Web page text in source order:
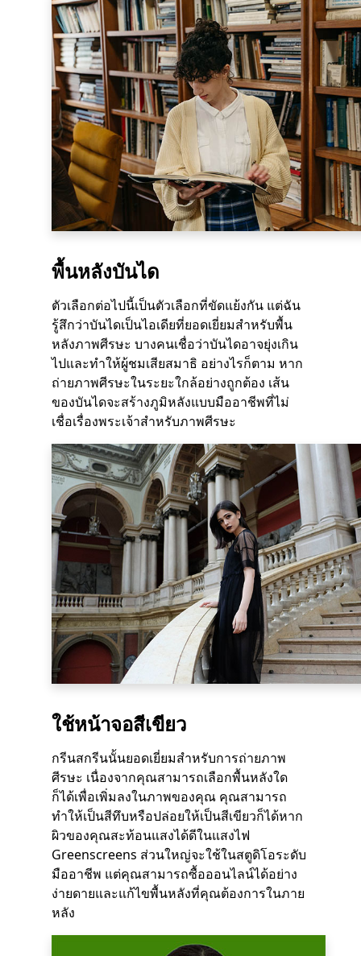
พื้นหลังบันได
ตัวเลือกต่อไปนี้เป็นตัวเลือกที่ขัดแย้งกัน แต่ฉัน
รู้สึกว่าบันไดเป็นไอเดียที่ยอดเยี่ยมสำหรับพื้น
หลังภาพศีรษะ บางคนเชื่อว่าบันไดอาจยุ่งเกิน
ไปและทำให้ผู้ชมเสียสมาธิ อย่างไรก็ตาม หาก
ถ่ายภาพศีรษะในระยะใกล้อย่างถูกต้อง เส้น
ของบันไดจะสร้างภูมิหลังแบบมืออาชีพที่ไม่
เชื่อเรื่องพระเจ้าสำหรับภาพศีรษะ
ใช้หน้าจอสีเขียว
กรีนสกรีนนั้นยอดเยี่ยมสำหรับการถ่ายภาพ
ศีรษะ เนื่องจากคุณสามารถเลือกพื้นหลังใด
ก็ได้เพื่อเพิ่มลงในภาพของคุณ คุณสามารถ
ทำให้เป็นสีทึบหรือปล่อยให้เป็นสีเขียวก็ได้หาก
ผิวของคุณสะท้อนแสงได้ดีในแสงไฟ
Greenscreens ส่วนใหญ่จะใช้ในสตูดิโอระดับ
มืออาชีพ แต่คุณสามารถซื้อออนไลน์ได้อย่าง
ง่ายดายและแก้ไขพื้นหลังที่คุณต้องการในภาย
หลัง